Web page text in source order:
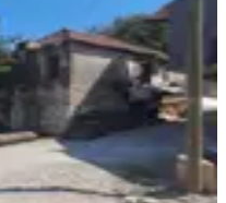
Berat Çiftçi